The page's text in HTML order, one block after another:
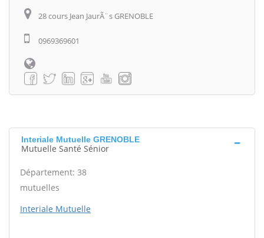
28 cours Jean JaurÃ¨s GRENOBLE
0969369601
Interiale Mutuelle GRENOBLE
Mutuelle Santé Sénior
Département: 38
mutuelles
Interiale Mutuelle